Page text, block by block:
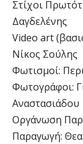
Στίχοι
Δαγδελένης
Video art
Νίκος Σούλης
Φωτισμοί:
Φωτογράφοι:
Αναστασιάδου
Οργάνωση
Παραγωγή: